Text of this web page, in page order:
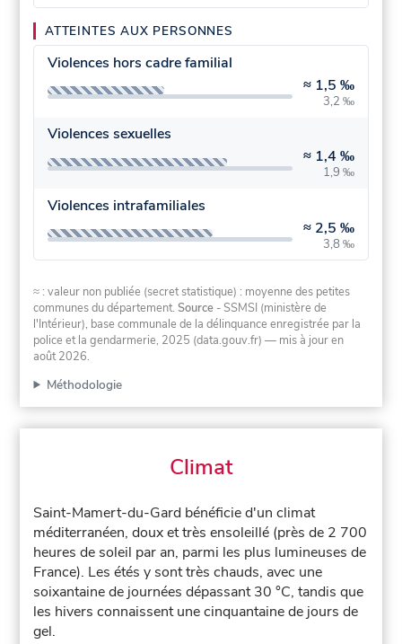
ATTEINTES AUX PERSONNES
Violences hors cadre familial
≈ 1,5 ‰
3,2 ‰
Violences sexuelles
≈ 1,4 ‰
1,9 ‰
Violences intrafamiliales
≈ 2,5 ‰
3,8 ‰
≈ : valeur non publiée (secret statistique) : moyenne des petites
communes du département.Source - SSMSI (ministère de
l'Intérieur), base communale de la délinquance enregistrée par la
police et la gendarmerie, 2025 (data.gouv.fr) — mis à jour en
août 2026.
Méthodologie
Climat
Saint-Mamert-du-Gard bénéficie d'un climat
méditerranéen, doux et très ensoleillé (près de 2 700
heures de soleil par an, parmi les plus lumineuses de
France). Les étés y sont très chauds, avec une
soixantaine de journées dépassant 30 °C, tandis que
les hivers connaissent une cinquantaine de jours de
gel.